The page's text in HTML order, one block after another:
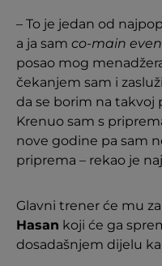
– To je jedan od
a ja sam co-main
posao mog
čekanjem sam i
da se borim na takvoj
Krenuo sam s
nove godine pa sam
priprema – rekao je
Glavni trener će mu
Hasan koji će ga
dosadašnjem dijelu